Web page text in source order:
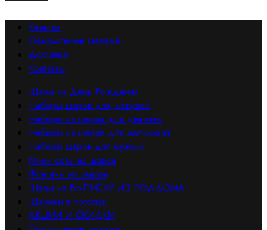
Каталог
Оформление шарами
Доставка
Контакты
Шары на День Рождения
Наборы шаров для девушек
Наборы из шаров для девочек
Наборы из шаров для мальчиков
Наборы шаров для мужчин
Мини сеты из шаров
Фонтаны из шаров
Шары на ВЫПИСКУ ИЗ РОДДОМА
Шарики в потолок
АКЦИИ И СКИДКИ